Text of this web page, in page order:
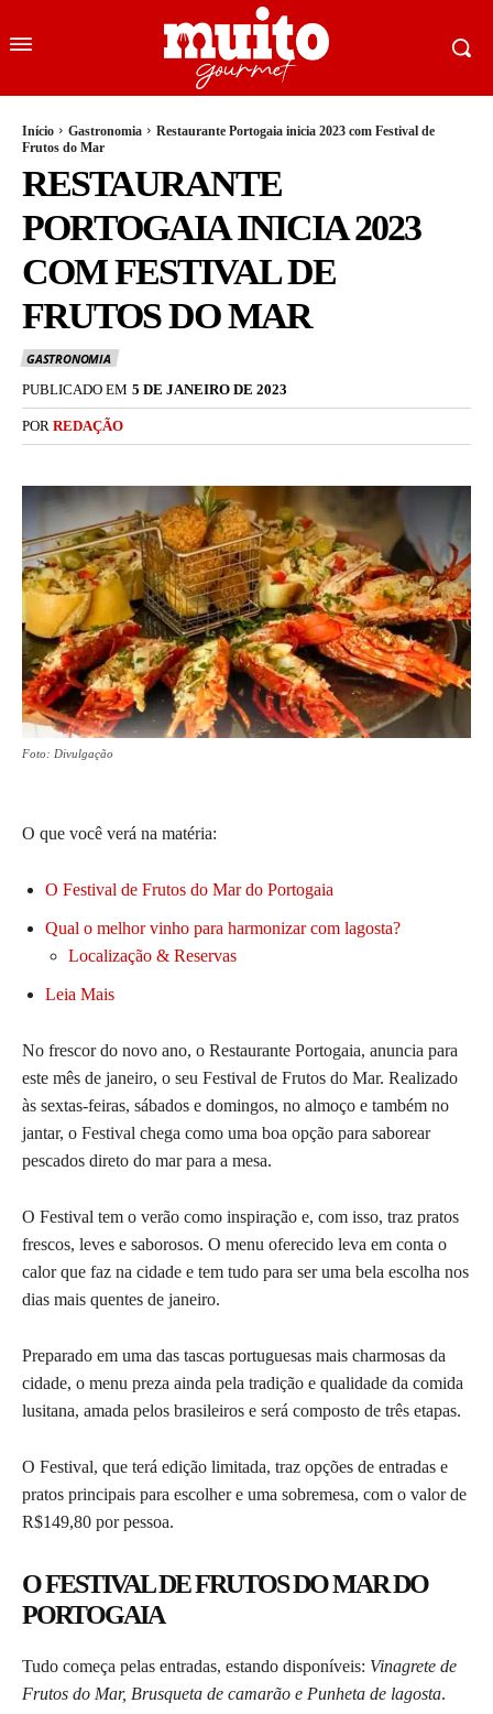
Início Gastronomia
Restaurante Portogaia inicia 2023 com Festival de
Frutos do Mar
RESTAURANTE
PORTOGAIA INICIA 2023
COM FESTIVAL DE
FRUTOS DO MAR
GASTRONOMIA
PUBLICADO EM 5 DE JANEIRO DE 2023
POR REDAÇÃO
Foto: Divulgação
O que você verá na matéria:
O Festival de Frutos do Mar do Portogaia
Qual o melhor vinho para harmonizar com lagosta?
Localização & Reservas
Leia Mais
No frescor do novo ano, o Restaurante Portogaia, anuncia para
este mês de janeiro, o seu Festival de Frutos do Mar. Realizado
às sextas-feiras, sábados e domingos, no almoço e também no
jantar, o Festival chega como uma boa opção para saborear
pescados direto do mar para a mesa.
O Festival tem o verão como inspiração e, com isso, traz pratos
frescos, leves e saborosos. O menu oferecido leva em conta o
calor que faz na cidade e tem tudo para ser uma bela escolha nos
dias mais quentes de janeiro.
Preparado em uma das tascas portuguesas mais charmosas da
cidade, o menu preza ainda pela tradição e qualidade da comida
lusitana, amada pelos brasileiros e será composto de três etapas.
O Festival, que terá edição limitada, traz opções de entradas e
pratos principais para escolher e uma sobremesa, com o valor de
R$149,80 por pessoa.
O FESTIVAL DE FRUTOS DO MAR DO
PORTOGAIA
Tudo começa pelas entradas, estando disponíveis: Vinagrete de
Frutos do Mar, Brusqueta de camarão e Punheta de lagosta.